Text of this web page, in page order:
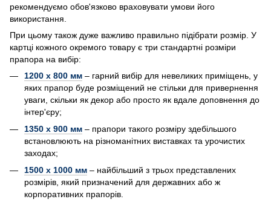
рекомендуємо обов'язково враховувати умови його
використання.
При цьому також дуже важливо правильно підібрати розмір. У
картці кожного окремого товару є три стандартні розміри
прапора на вибір:
1200 х 800 мм – гарний вибір для невеликих приміщень, у
яких прапор буде розміщений не стільки для привернення
уваги, скільки як декор або просто як вдале доповнення до
інтер'єру;
1350 х 900 мм – прапори такого розміру здебільшого
встановлюють на різноманітних виставках та урочистих
заходах;
1500 х 1000 мм – найбільший з трьох представлених
розмірів, який призначений для державних або ж
корпоративних прапорів.